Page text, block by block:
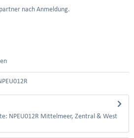
nach Anmeldung.
NPEU012R Mittelmeer, Zentral & West